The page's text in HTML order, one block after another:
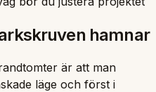
hamnar
är att man
läge och först i